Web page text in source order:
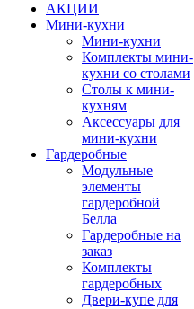
АКЦИИ
Мини-кухни
Мини-кухни
Комплекты мини-
кухни со столами
Столы к мини-
кухням
Аксессуары для
мини-кухни
Гардеробные
Модульные
элементы
гардеробной
Белла
Гардеробные на
заказ
Комплекты
гардеробных
Двери-купе для